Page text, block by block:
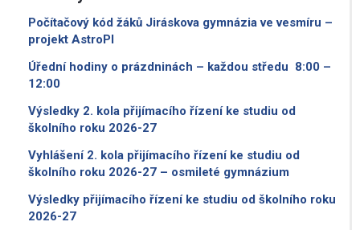
Počítačový kód žáků Jiráskova gymnázia ve vesmíru –
projekt AstroPI
Úřední hodiny o prázdninách – každou středu 8:00 –
12:00
Výsledky 2. kola přijímacího řízení ke studiu od
školního roku 2026-27
Vyhlášení 2. kola přijímacího řízení ke studiu od
školního roku 2026-27 – osmileté gymnázium
Výsledky přijímacího řízení ke studiu od školního roku
2026-27